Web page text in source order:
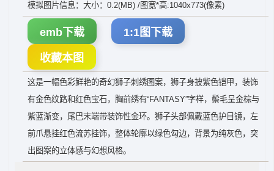
模拟图片信息：大小：0.2(MB) /图宽*高:1040x773(像素)
emb下载 1:1图下载
收藏本图
这是一幅色彩鲜艳的奇幻狮子刺绣图案，狮子身披紫色铠甲，装饰
有金色纹路和红色宝石，胸前绣有“FANTASY”字样，鬃毛呈金棕与
紫蓝渐变，尾巴末端带装饰性金环。狮子头部佩戴蓝色护目镜，左
前爪悬挂红色流苏挂饰，整体轮廓以绿色勾边，背景为纯灰色，突
出图案的立体感与幻想风格。